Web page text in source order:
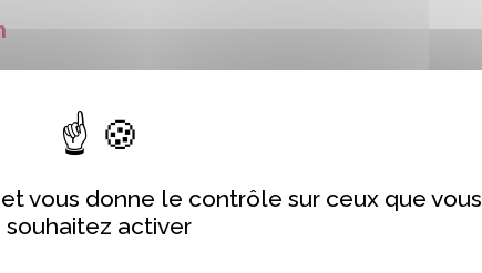
vous donne le contrôle sur ceux que vous
souhaitez activer